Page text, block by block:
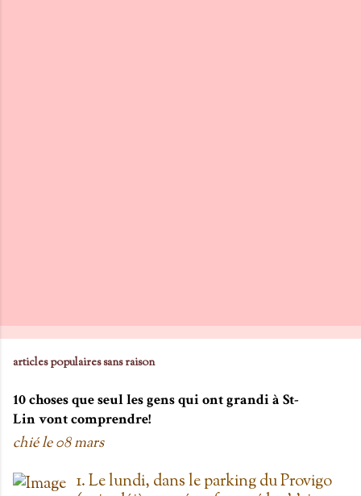
articles populaires sans raison
10 choses que seul les gens qui ont grandi à St-
Lin vont comprendre!
chié le08 mars
1. Le lundi, dans le parking du Provigo